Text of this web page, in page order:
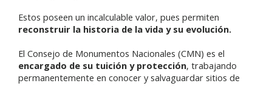
Estos poseen un incalculable valor, pues permiten
reconstruir la historia de la vida y su evolución.
El Consejo de Monumentos Nacionales (CMN) es el
encargado de su tuición y protección, trabajando
permanentemente en conocer y salvaguardar sitios de